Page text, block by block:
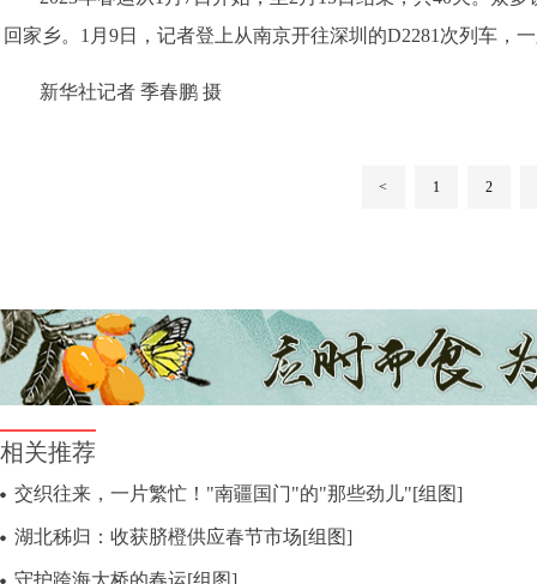
回家乡。1月9日，记者登上从南京开往深圳的D2281次列车，
新华社记者 季春鹏 摄
< 1 2
相关推荐
交织往来，一片繁忙！"南疆国门"的"那些劲儿"[组图]
湖北秭归：收获脐橙供应春节市场[组图]
守护跨海大桥的春运[组图]